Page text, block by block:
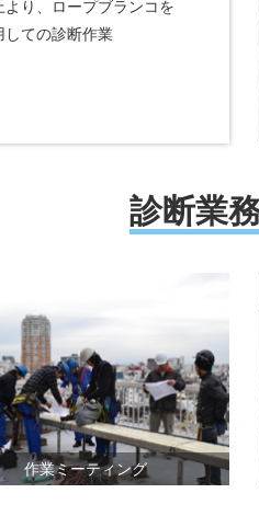
より、ロープブランコを
しての診断作業
診断業
作業ミーティング